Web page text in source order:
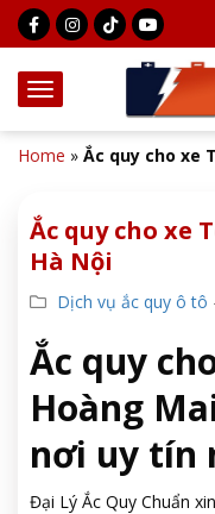
Home » Ắc quy cho xe
Ắc quy cho xe
Hà Nội
Dịch vụ ắc quy ô tô
Ắc quy
Hoàng
nơi uy tín
Đại Lý Ắc Quy Chuẩn